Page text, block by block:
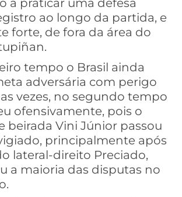
a praticar uma defesa
ao longo da partida, e
forte, de fora da área do
tempo o Brasil ainda
adversária com perigo
vezes, no segundo tempo
ofensivamente, pois o
beirada Vini Júnior passou
principalmente após
lateral-direito Preciado,
a maioria das disputas no